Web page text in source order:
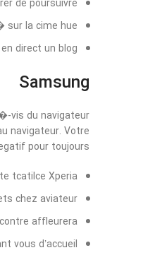
la cime hue.
direct un blog.
Samsung
vis du navigateur
navigateur. Votre
pour toujours.
tcatilce Xperia.
chez aviateur.
affleurera.
d’accueil.